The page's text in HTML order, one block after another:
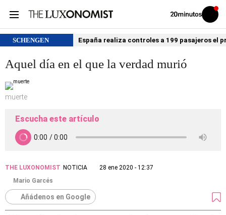
Volver
Iniciar
sesión
SCHENGEN España realiza controles a 199 pasajeros el
Aquel día en el que la verdad murió
muerte
Escucha este artículo
THE LUXONOMIST NOTICIA
28 ene 2020 - 12:37
Mario Garcés
Añádenos en Google